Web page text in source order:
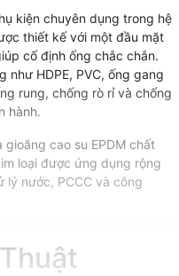
kiện chuyên dụng trong hệ
thiết kế với một đầu mặt
cố định ống chắc chắn.
như HDPE, PVC, ống gang
rung, chống rò rỉ và chống
hành.
cao su EPDM chất
loại được ứng dụng rộng
lý nước, PCCC và công